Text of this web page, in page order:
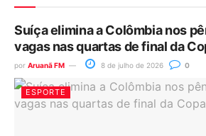
Suíça elimina a Colômbia nos
vagas nas quartas de final da
por Aruanã FM 8 de julho de 2026 0
ESPORTE